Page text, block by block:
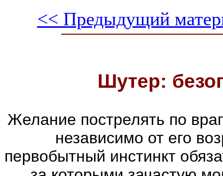
<< Предыдущий
Шутер:
Желание пострелять по
независимо от его
первобытный инстинкт